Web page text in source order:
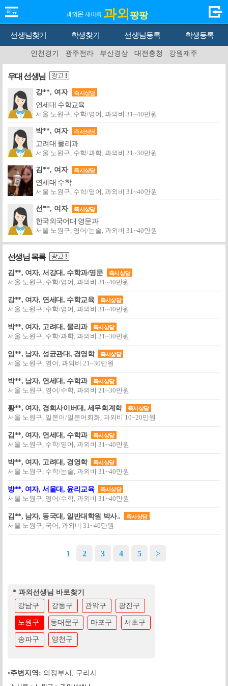
과외 팡팡
선생님찾기 학생찾기 선생님등록 학생등록
인천경기 광주전라 부산경상 대전충청 강원제주
우대 선생님
강**, 여자 즉시상담
연세대 수학교육
서울 노원구, 수학/영어, 과외비 31~40만원
박**, 여자 즉시상담
고려대 물리과
서울 노원구, 수학/과학, 과외비 21~30만원
김**, 여자 즉시상담
연세대 수학
서울 노원구, 수학/영어, 과외비 31~40만원
선**, 여자 즉시상담
한국외국어대 영문과
서울 노원구, 영어/논술, 과외비 31~40만원
선생님 목록
김**, 여자, 서강대, 수학과/영문 즉시상담
서울 노원구, 수학/영어, 과외비 31~40만원
강**, 여자, 연세대, 수학교육 즉시상담
서울 노원구, 수학/영어, 과외비 31~40만원
박**, 여자, 고려대, 물리과 즉시상담
서울 노원구, 수학/과학, 과외비 21~30만원
임**, 남자, 성균관대, 경영학 즉시상담
서울 노원구, 영어, 과외비 21~30만원
박**, 남자, 연세대, 수학과 즉시상담
서울 노원구, 영어/수학, 과외비 21~30만원
황**, 여자, 경희사이버대, 세무회계학 즉시상담
서울 노원구, 일본어/일본어회화, 과외비 10~20만원
김**, 여자, 연세대, 수학과 즉시상담
서울 노원구, 수학/영어, 과외비 31~40만원
박**, 여자, 고려대, 경영학 즉시상담
서울 노원구, 수학/논술, 과외비 31~40만원
방**, 여자, 서울대, 윤리교육 즉시상담
서울 노원구, 영어/수학, 과외비 31~40만원
김**, 남자, 동국대, 일반대학원 박사.. 즉시상담
서울 노원구, 국어, 과외비 31~40만원
1 2 3 4 5 >
* 과외선생님 바로찾기
강남구
강동구 관악구 광진구
노원구 동대문구 마포구 서초구
송파구 양천구
•주변지역: 의정부시 , 구리시